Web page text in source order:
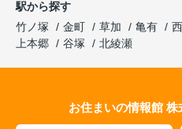
駅から探す
竹ノ塚
金町 草加 亀有
上本郷
谷塚 北綾瀬
お住まいの情報館